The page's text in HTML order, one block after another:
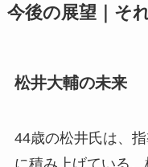
今後の展望｜そ
松井大輔の未来
44歳の松井氏は、